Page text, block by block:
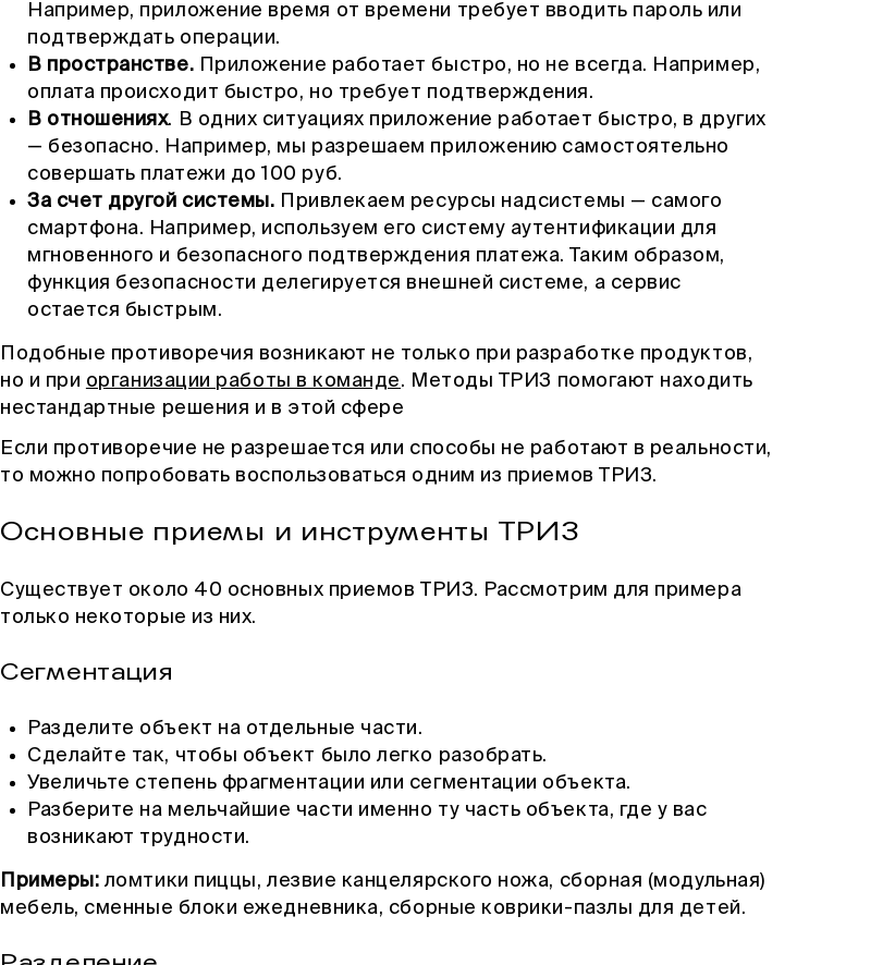
Например, приложение время от времени требует вводить пароль или
подтверждать операции.
В пространстве. Приложение работает быстро, но не всегда. Например,
оплата происходит быстро, но требует подтверждения.
В отношениях. В одних ситуациях приложение работает быстро, в других
— безопасно. Например, мы разрешаем приложению самостоятельно
совершать платежи до 100 руб.
За счет другой системы. Привлекаем ресурсы надсистемы — самого
смартфона. Например, используем его систему аутентификации для
мгновенного и безопасного подтверждения платежа. Таким образом,
функция безопасности делегируется внешней системе, а сервис
остается быстрым.
Подобные противоречия возникают не только при разработке продуктов,
но и при организации работы в команде. Методы ТРИЗ помогают находить
нестандартные решения и в этой сфере
Если противоречие не разрешается или способы не работают в реальности,
то можно попробовать воспользоваться одним из приемов ТРИЗ.
Основные приемы и инструменты ТРИЗ
Существует около 40 основных приемов ТРИЗ. Рассмотрим для примера
только некоторые из них.
Сегментация
Разделите объект на отдельные части.
Сделайте так, чтобы объект было легко разобрать.
Увеличьте степень фрагментации или сегментации объекта.
Разберите на мельчайшие части именно ту часть объекта, где у вас
возникают трудности.
Примеры: ломтики пиццы, лезвие канцелярского ножа, сборная (модульная)
мебель, сменные блоки ежедневника, сборные коврики-пазлы для детей.